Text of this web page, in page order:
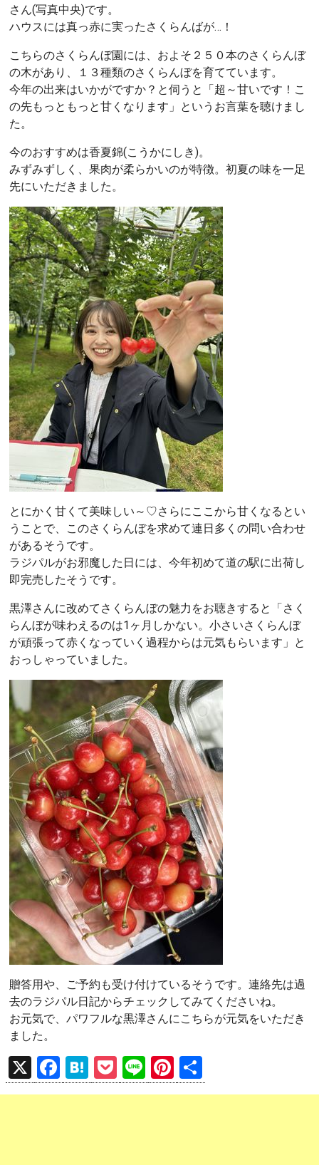
さん(写真中央)です。
ハウスには真っ赤に実ったさくらんばが…！
こちらのさくらんぼ園には、およそ２５０本のさくらんぼ
の木があり、１３種類のさくらんぼを育てています。
今年の出来はいかがですか？と伺うと「超～甘いです！こ
の先もっともっと甘くなります」というお言葉を聴けまし
た。
今のおすすめは香夏錦(こうかにしき)。
みずみずしく、果肉が柔らかいのが特徴。初夏の味を一足
先にいただきました。
とにかく甘くて美味しい～♡さらにここから甘くなるとい
うことで、このさくらんぼを求めて連日多くの問い合わせ
があるそうです。
ラジパルがお邪魔した日には、今年初めて道の駅に出荷し
即完売したそうです。
黒澤さんに改めてさくらんぼの魅力をお聴きすると「さく
らんぼが味わえるのは1ヶ月しかない。小さいさくらんぼ
が頑張って赤くなっていく過程からは元気もらいます」と
おっしゃっていました。
贈答用や、ご予約も受け付けているそうです。連絡先は過
去のラジパル日記からチェックしてみてくださいね。
お元気で、パワフルな黒澤さんにこちらが元気をいただき
ました。
X
F
a
H
at
P
o
Li
n
Pi
nt 有